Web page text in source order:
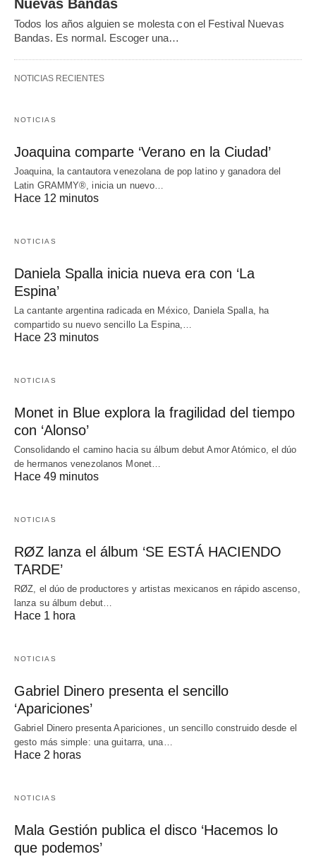
Nuevas Bandas
Todos los años alguien se molesta con el Festival Nuevas
Bandas. Es normal. Escoger una…
NOTICIAS RECIENTES
NOTICIAS
Joaquina comparte ‘Verano en la Ciudad’
Joaquina, la cantautora venezolana de pop latino y ganadora del
Latin GRAMMY®, inicia un nuevo…
Hace 12 minutos
NOTICIAS
Daniela Spalla inicia nueva era con ‘La
Espina’
La cantante argentina radicada en México, Daniela Spalla, ha
compartido su nuevo sencillo La Espina,…
Hace 23 minutos
NOTICIAS
Monet in Blue explora la fragilidad del tiempo
con ‘Alonso’
Consolidando el camino hacia su álbum debut Amor Atómico, el dúo
de hermanos venezolanos Monet…
Hace 49 minutos
NOTICIAS
RØZ lanza el álbum ‘SE ESTÁ HACIENDO
TARDE’
RØZ, el dúo de productores y artistas mexicanos en rápido ascenso,
lanza su álbum debut…
Hace 1 hora
NOTICIAS
Gabriel Dinero presenta el sencillo
‘Apariciones’
Gabriel Dinero presenta Apariciones, un sencillo construido desde el
gesto más simple: una guitarra, una…
Hace 2 horas
NOTICIAS
Mala Gestión publica el disco ‘Hacemos lo
que podemos’